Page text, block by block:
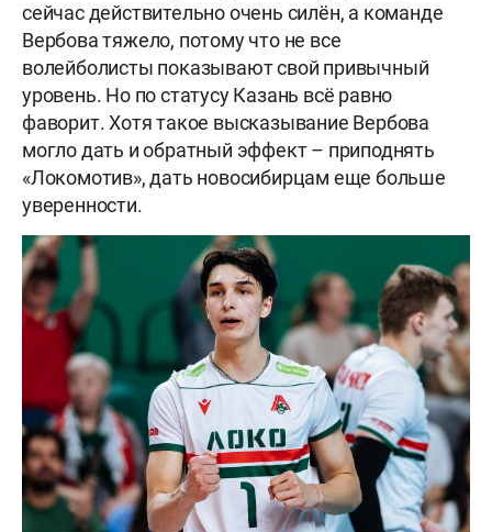
сейчас действительно очень силён, а команде
Вербова тяжело, потому что не все
волейболисты показывают свой привычный
уровень. Но по статусу Казань всё равно
фаворит. Хотя такое высказывание Вербова
могло дать и обратный эффект – приподнять
«Локомотив», дать новосибирцам еще больше
уверенности.